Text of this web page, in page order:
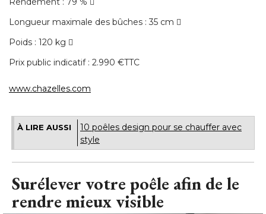
Longueur maximale des bûches : 35 cm 􀀀
Poids : 120 kg 􀀀
Prix public indicatif : 2.990 €TTC
www.chazelles.com
À LIRE AUSSI
10 poêles design pour se chauffer avec
style
Surélever votre poêle afin de le
rendre mieux visible